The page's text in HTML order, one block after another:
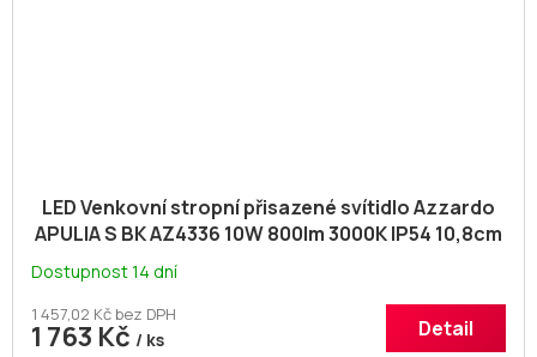
LED Venkovní stropní přisazené svítidlo Azzardo
APULIA S BK AZ4336 10W 800lm 3000K IP54 10,8cm
Dostupnost 14 dní
1 457,02 Kč bez DPH
1 763 Kč / ks Detail